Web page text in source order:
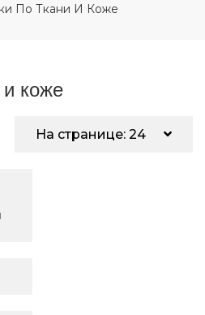
По Ткани И Коже
и коже
На странице: 24